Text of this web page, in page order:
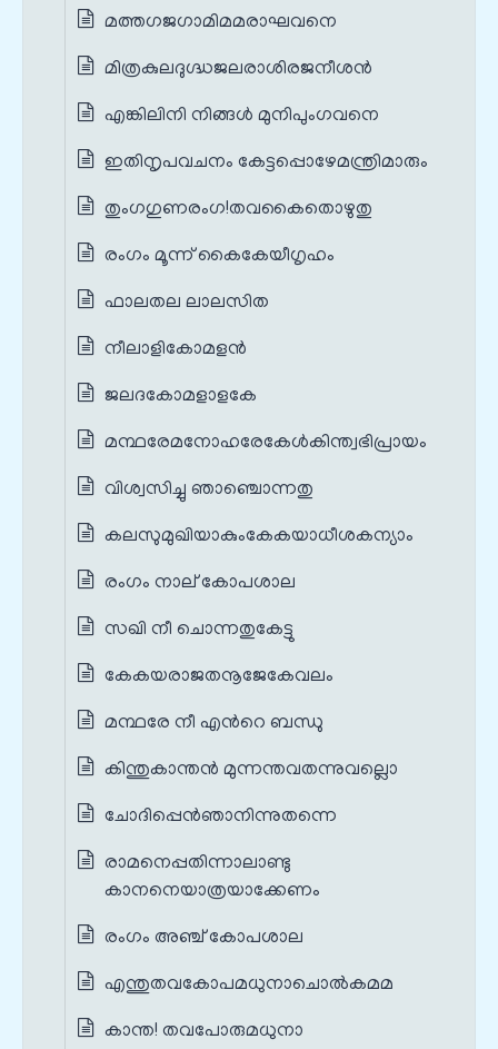
മത്തഗജഗാമിമമരാഘവനെ
മിത്രകുലദുഗ്ദ്ധജലരാശിരജനീശന്‍
എങ്കിലിനി നിങ്ങള്‍ മുനിപുംഗവനെ
ഇതിനൃപവചനം കേട്ടപ്പൊഴേമന്ത്രിമാരും
തുംഗഗുണരംഗ!തവകൈതൊഴുതു
രംഗം മൂന്ന് കൈകേയീഗൃഹം
ഫാലതല ലാലസിത
നീലാളികോമളന്‍
ജലദകോമളാളകേ
മന്ഥരേമനോഹരേകേള്‍കിന്ത്വഭിപ്രായം
വിശ്വസിച്ചു ഞാഞ്ചൊന്നതു
കലസുമുഖിയാകുംകേകയാധീശകന്യാം
രംഗം നാല് കോപശാല
സഖി നീ ചൊന്നതുകേട്ടു
കേകയരാജതനൂജേകേവലം
മന്ഥരേ നീ എന്‍റെ ബന്ധു
കിന്തുകാന്തന്‍ മുന്നന്തവതന്നുവല്ലൊ
ചോദിപ്പെന്‍ഞാനിന്നുതന്നെ
രാമനെപ്പതിന്നാലാണ്ടു
കാനനെയാത്രയാക്കേണം
രംഗം അഞ്ച് കോപശാല
എന്തുതവകോപമധുനാചൊല്‍കമമ
കാന്ത! തവപോരുമധുനാ